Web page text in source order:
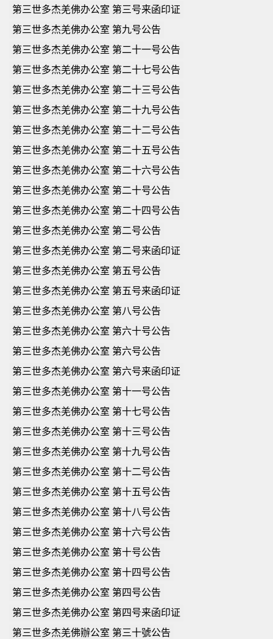
第三世多杰羌佛办公室 第三号来函印证
第三世多杰羌佛办公室 第九号公告
第三世多杰羌佛办公室 第二十一号公告
第三世多杰羌佛办公室 第二十七号公告
第三世多杰羌佛办公室 第二十三号公告
第三世多杰羌佛办公室 第二十九号公告
第三世多杰羌佛办公室 第二十二号公告
第三世多杰羌佛办公室 第二十五号公告
第三世多杰羌佛办公室 第二十六号公告
第三世多杰羌佛办公室 第二十号公告
第三世多杰羌佛办公室 第二十四号公告
第三世多杰羌佛办公室 第二号公告
第三世多杰羌佛办公室 第二号来函印证
第三世多杰羌佛办公室 第五号公告
第三世多杰羌佛办公室 第五号来函印证
第三世多杰羌佛办公室 第八号公告
第三世多杰羌佛办公室 第六十号公告
第三世多杰羌佛办公室 第六号公告
第三世多杰羌佛办公室 第六号来函印证
第三世多杰羌佛办公室 第十一号公告
第三世多杰羌佛办公室 第十七号公告
第三世多杰羌佛办公室 第十三号公告
第三世多杰羌佛办公室 第十九号公告
第三世多杰羌佛办公室 第十二号公告
第三世多杰羌佛办公室 第十五号公告
第三世多杰羌佛办公室 第十八号公告
第三世多杰羌佛办公室 第十六号公告
第三世多杰羌佛办公室 第十号公告
第三世多杰羌佛办公室 第十四号公告
第三世多杰羌佛办公室 第四号公告
第三世多杰羌佛办公室 第四号来函印证
第三世多杰羌佛辦公室 第三十號公告